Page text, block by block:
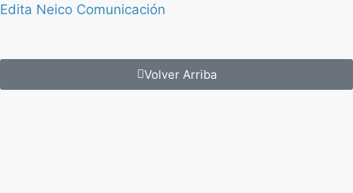
Edita Neico Comunicación
Volver Arriba